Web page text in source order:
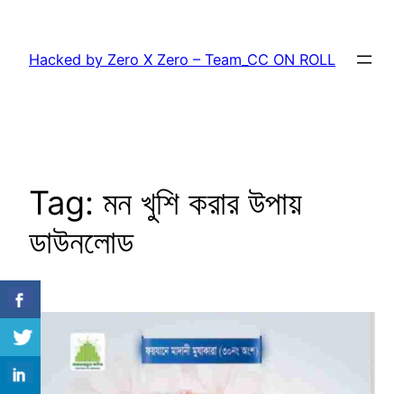
content
Hacked by Zero X Zero – Team_CC ON ROLL
Tag: মন খুশি করার উপায়
ডাউনলোড